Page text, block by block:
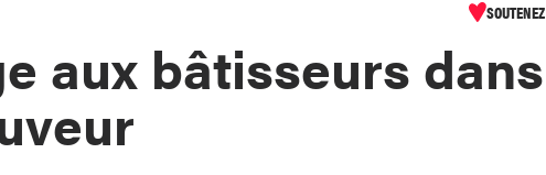
SOUTENEZ
aux bâtisseurs dans